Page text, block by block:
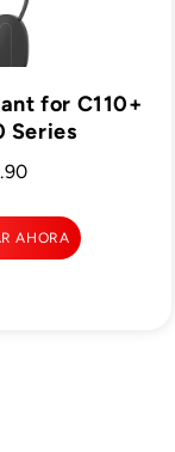
for C110+
Series
AHORA